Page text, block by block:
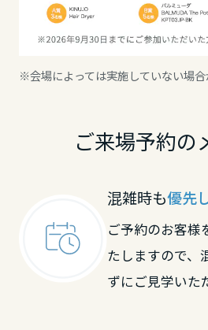
※会場によっては実施していない場合
ご来場予約の
混雑時も優先
ご予約のお客様
たしますので、
ずにご見学いた
滋賀県
京都府
奈良県